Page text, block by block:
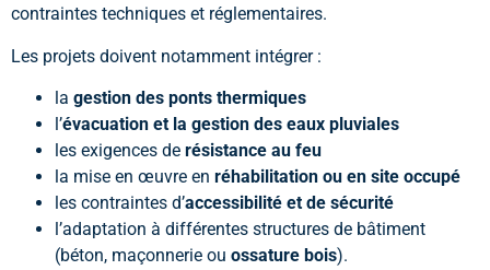
contraintes techniques et réglementaires.
Les projets doivent notamment intégrer :
la gestion des ponts thermiques
l’évacuation et la gestion des eaux pluviales
les exigences de résistance au feu
la mise en œuvre en réhabilitation ou en site occupé
les contraintes d’accessibilité et de sécurité
l’adaptation à différentes structures de bâtiment
(béton, maçonnerie ou ossature bois).